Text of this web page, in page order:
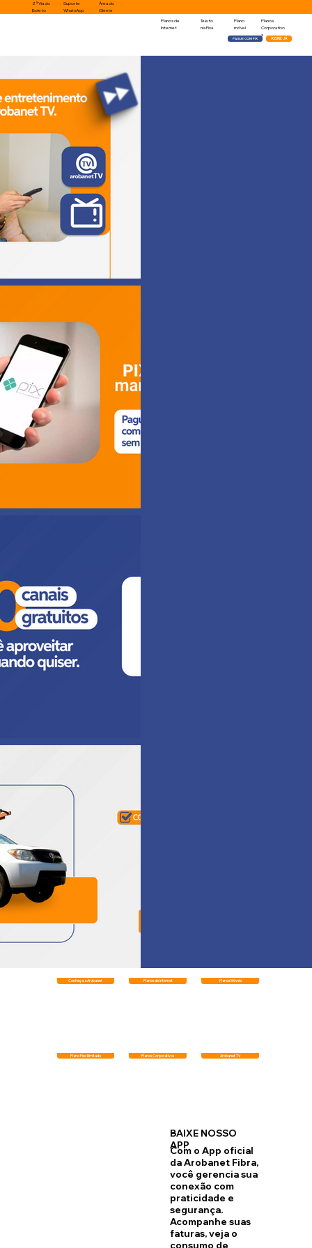
2ª Via do
Boleto
Suporte
WhatsApp
​Área do
Cliente
Planos de
Internet
Telefo
nia Fixa
Plano
móvel
Planos
Corporativo
s
PAGUE COM PIX ASSINE JÁ
Conheça a Arobanet Planos de Internet Planos Móveis
Arobanet TV
Planos Corporativos
Plano Fixo Ilimitado
Com o App oficial
da ArobanetFibra,
você gerencia sua
conexão com
praticidade e
segurança.
Acompanhe suas
faturas,veja o
consumo de
BAIXE NOSSO
APP